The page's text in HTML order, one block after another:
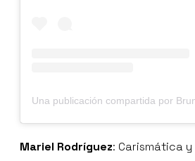
Mariel Rodríguez: Carismática